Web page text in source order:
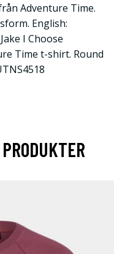
Adventure Time.
English:
I Choose
Time t-shirt. Round